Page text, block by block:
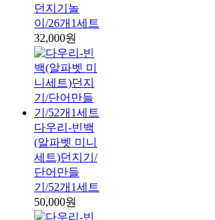
던지기놀
이/26개1세트
32,000원
다우리-빈백
(알파벳 미니
세트)던지기/
단어만들
기/52개1세트
50,000원